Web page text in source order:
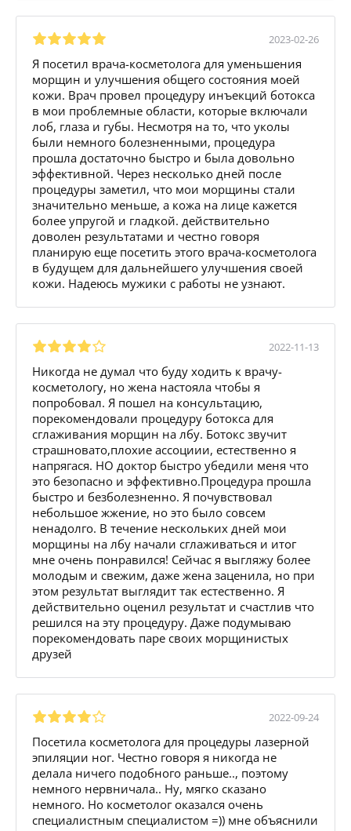
2023-02-26
Я посетил врача-косметолога для уменьшения
морщин и улучшения общего состояния моей
кожи. Врач провел процедуру инъекций ботокса
в мои проблемные области, которые включали
лоб, глаза и губы. Несмотря на то, что уколы
были немного болезненными, процедура
прошла достаточно быстро и была довольно
эффективной. Через несколько дней после
процедуры заметил, что мои морщины стали
значительно меньше, а кожа на лице кажется
более упругой и гладкой. действительно
доволен результатами и честно говоря
планирую еще посетить этого врача-косметолога
в будущем для дальнейшего улучшения своей
кожи. Надеюсь мужики с работы не узнают.
2022-11-13
Никогда не думал что буду ходить к врачу-
косметологу, но жена настояла чтобы я
попробовал. Я пошел на консультацию,
порекомендовали процедуру ботокса для
сглаживания морщин на лбу. Ботокс звучит
страшновато,плохие ассоциии, естественно я
напрягася. НО доктор быстро убедили меня что
это безопасно и эффективно.Процедура прошла
быстро и безболезненно. Я почувствовал
небольшое жжение, но это было совсем
ненадолго. В течение нескольких дней мои
морщины на лбу начали сглаживаться и итог
мне очень понравился! Сейчас я выгляжу более
молодым и свежим, даже жена заценила, но при
этом результат выглядит так естественно. Я
действительно оценил результат и счастлив что
решился на эту процедуру. Даже подумываю
порекомендовать паре своих морщинистых
друзей
2022-09-24
Посетила косметолога для процедуры лазерной
эпиляции ног. Честно говоря я никогда не
делала ничего подобного раньше.., поэтому
немного нервничала.. Ну, мягко сказано
немного. Но косметолог оказался очень
специалистным специалистом =)) мне объяснили